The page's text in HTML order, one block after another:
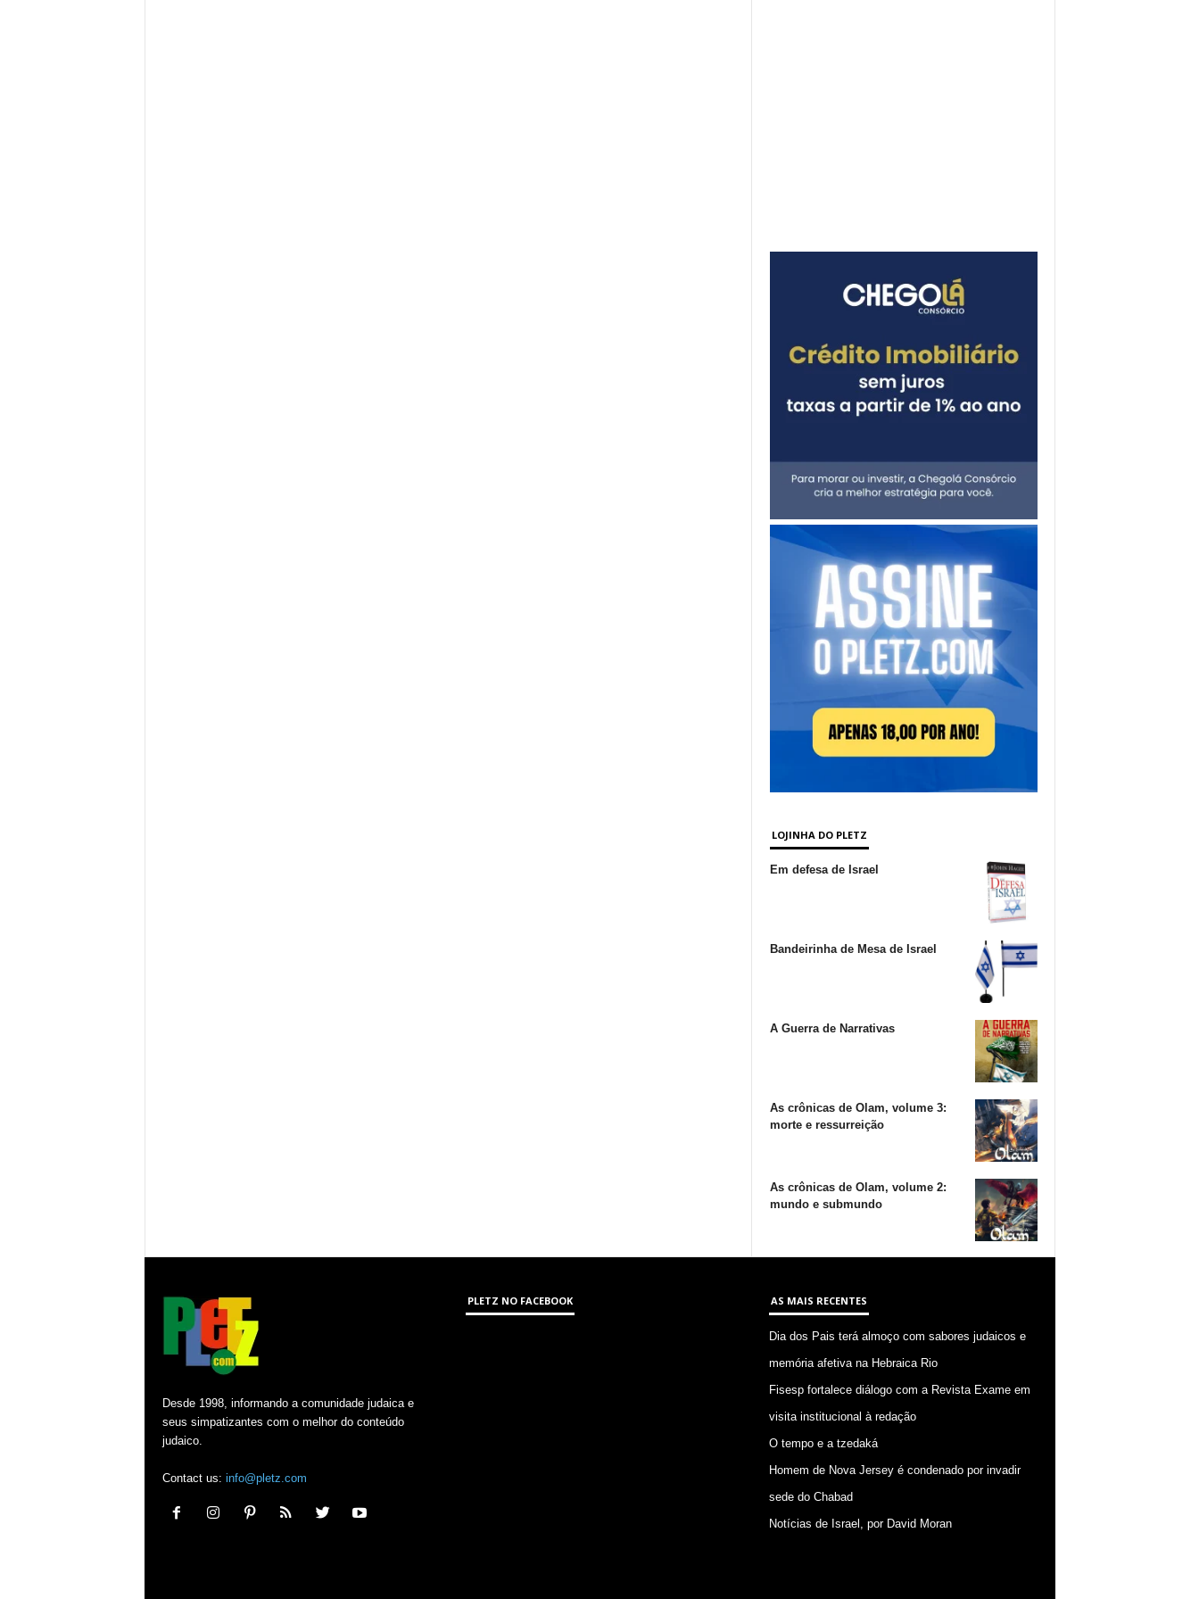
LOJINHA DO PLETZ
Em defesa de Israel
Bandeirinha de Mesa de Israel
A Guerra de Narrativas
As crônicas de Olam, volume 3:
morte e ressurreição
As crônicas de Olam, volume 2:
mundo e submundo
Desde 1998, informando a comunidade judaica e
seus simpatizantes com o melhor do conteúdo
judaico.
Contact us: info@pletz.com
PLETZ NO FACEBOOK AS MAIS RECENTES
Dia dos Pais terá almoço com sabores judaicos e
memória afetiva na Hebraica Rio
Fisesp fortalece diálogo com a Revista Exame em
visita institucional à redação
O tempo e a tzedaká
Homem de Nova Jersey é condenado por invadir
sede do Chabad
Notícias de Israel, por David Moran